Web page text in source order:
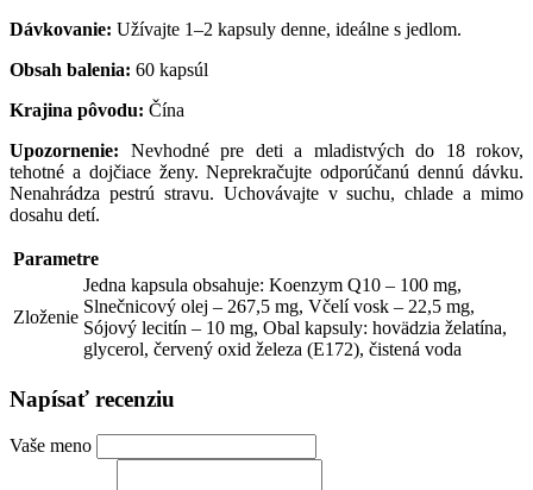
Dávkovanie: Užívajte 1–2 kapsuly denne, ideálne s jedlom.
Obsah balenia: 60 kapsúl
Krajina pôvodu: Čína
Upozornenie: Nevhodné pre deti a mladistvých do 18 rokov,
tehotné a dojčiace ženy. Neprekračujte odporúčanú dennú dávku.
Nenahrádza pestrú stravu. Uchovávajte v suchu, chlade a mimo
dosahu detí.
Parametre
Zloženie
Jedna kapsula obsahuje: Koenzym Q10 – 100 mg,
Slnečnicový olej – 267,5 mg, Včelí vosk – 22,5 mg,
Sójový lecitín – 10 mg, Obal kapsuly: hovädzia želatína,
glycerol, červený oxid železa (E172), čistená voda
Napísať recenziu
Vaše meno